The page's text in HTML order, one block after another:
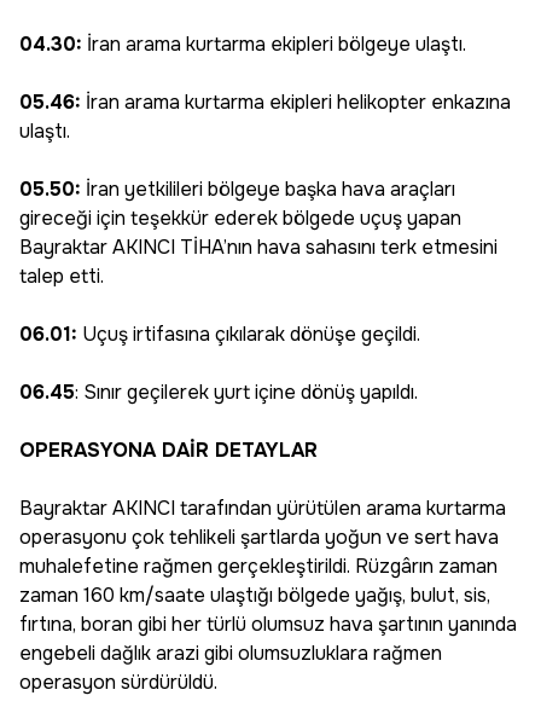
04.30: İran arama kurtarma ekipleri bölgeye ulaştı.
05.46: İran arama kurtarma ekipleri helikopter enkazına
ulaştı.
05.50: İran yetkilileri bölgeye başka hava araçları
gireceği için teşekkür ederek bölgede uçuş yapan
Bayraktar AKINCI TİHA’nın hava sahasını terk etmesini
talep etti.
06.01: Uçuş irtifasına çıkılarak dönüşe geçildi.
06.45: Sınır geçilerek yurt içine dönüş yapıldı.
OPERASYONA DAİR DETAYLAR
Bayraktar AKINCI tarafından yürütülen arama kurtarma
operasyonu çok tehlikeli şartlarda yoğun ve sert hava
muhalefetine rağmen gerçekleştirildi. Rüzgârın zaman
zaman 160 km/saate ulaştığı bölgede yağış, bulut, sis,
fırtına, boran gibi her türlü olumsuz hava şartının yanında
engebeli dağlık arazi gibi olumsuzluklara rağmen
operasyon sürdürüldü.